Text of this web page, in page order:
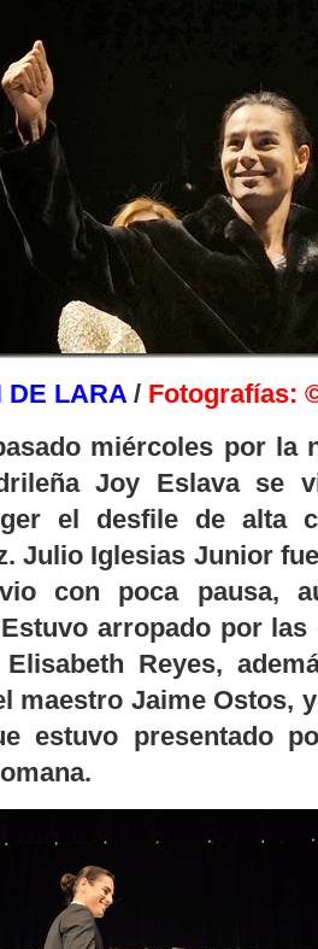
DE LARA / Fotografías:
miércoles por la
Joy Eslava se
el desfile de alta
Julio Iglesias Junior
con poca pausa,
arropado por
Reyes,
maestro Jaime Ostos,
estuvo presentado